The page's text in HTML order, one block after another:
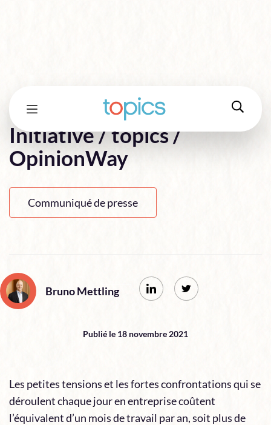
Observatoire All Leaders
Initiative / topics /
OpinionWay
Communiqué de presse
Bruno Mettling
Publié le 18 novembre 2021
Les petites tensions et les fortes confrontations qui se
déroulent chaque jour en entreprise coûtent
l’équivalent d’un mois de travail par an, soit plus de